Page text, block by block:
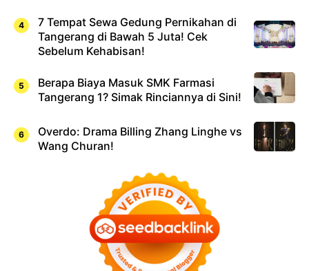
7 Tempat Sewa Gedung Pernikahan di
Tangerang di Bawah 5 Juta! Cek
Sebelum Kehabisan!
Berapa Biaya Masuk SMK Farmasi
Tangerang 1? Simak Rinciannya di Sini!
Overdo: Drama Billing Zhang Linghe vs
Wang Churan!